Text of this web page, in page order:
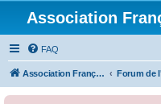
Association
FAQ
Association Française de Classe M